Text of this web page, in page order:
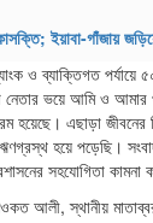
ইয়াবা-গাঁজায়
ও ব্যাক্তিগত পর্যায়ে
ভয়ে আমি ও আমার
হয়েছে। এছাড়া জীবনের
হয়ে পড়েছি।
সহযোগিতা কামনা
আলী, স্থানীয়